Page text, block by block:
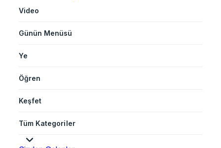
Video
Günün Menüsü
Ye
Öğren
Keşfet
Tüm Kategoriler